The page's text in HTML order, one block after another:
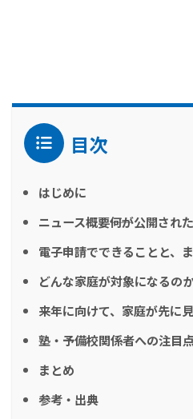
目次
はじめに
ニュース概要――何が公開され
電子申請でできることと、
どんな家庭が対象になるの
来年に向けて、家庭が先に
塾・予備校関係者への注目点
まとめ
参考・出典